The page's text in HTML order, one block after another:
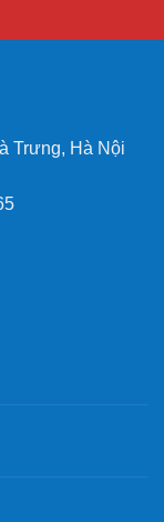
Trưng, Hà Nội